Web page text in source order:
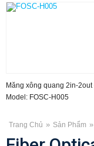
Măng xông quang 2in-2out
Model: FOSC-H005
Trang Chủ » Sản Phẩm »